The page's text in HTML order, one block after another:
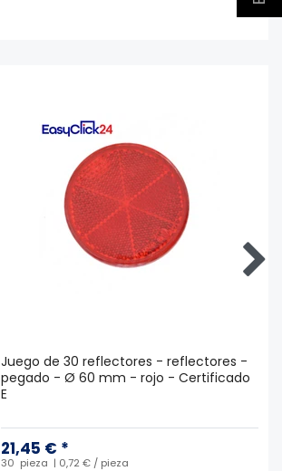
Juego de 30 reflectores - reflectores -
pegado - Ø 60 mm - rojo - Certificado
E
21,45 € *
30 pieza | 0,72 € / pieza